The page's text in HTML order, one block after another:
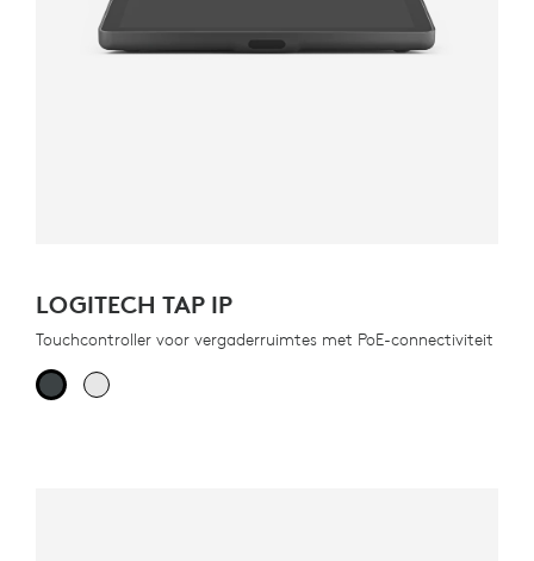
LOGITECH TAP IP
Touchcontroller voor vergaderruimtes met PoE-connectiviteit